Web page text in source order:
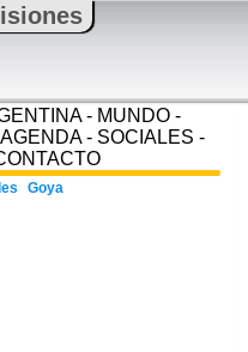
- MUNDO -
AGENDA- SOCIALES -
Goya